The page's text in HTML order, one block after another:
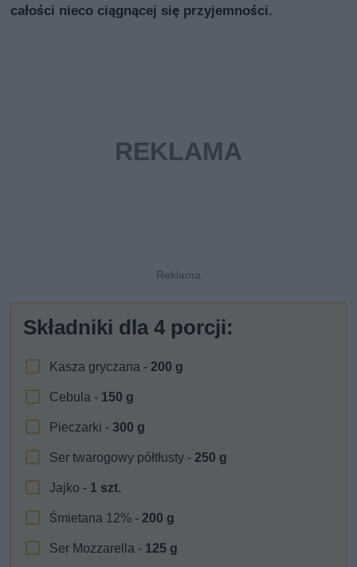
całości nieco ciągnącej się przyjemności.
Składniki dla4 porcji:
Kasza gryczana -200 g
Cebula - 150 g
Pieczarki -300 g
Ser twarogowy półtłusty -250 g
Jajko - 1 szt.
Śmietana 12% -200 g
Ser Mozzarella - 125 g